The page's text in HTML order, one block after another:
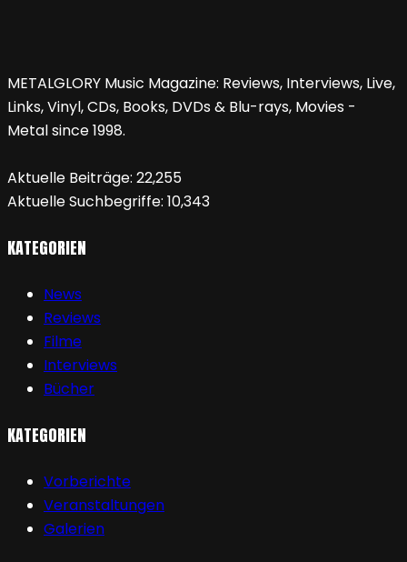
METALGLORY Music Magazine: Reviews, Interviews, Live,
Links, Vinyl, CDs, Books, DVDs & Blu-rays, Movies -
Metal since 1998.
Aktuelle Beiträge: 22,255
Aktuelle Suchbegriffe: 10,343
KATEGORIEN
News
Reviews
Filme
Interviews
Bücher
KATEGORIEN
Vorberichte
Veranstaltungen
Galerien